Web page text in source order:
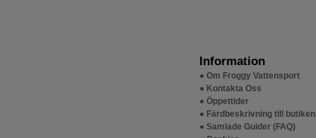
Information
● Om Froggy Vattensport
● Kontakta Oss
● Öppettider
● Färdbeskrivning till butiken
● Samlade Guider (FAQ)